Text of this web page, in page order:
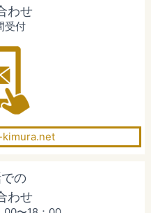
わせ
受付
kimura.net
の
わせ